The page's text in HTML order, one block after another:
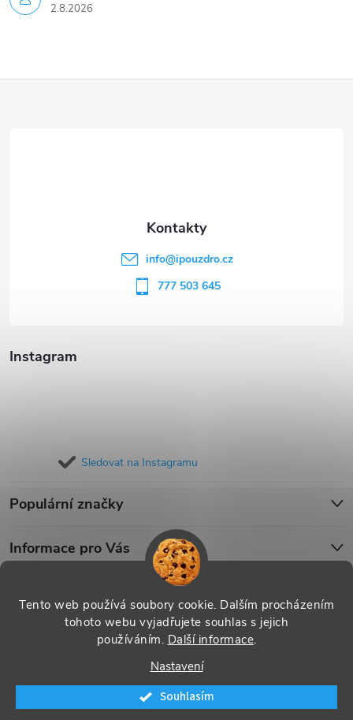
Tento web používá soubory cookie. Dalším procházením
tohoto webu vyjadřujete souhlas s jejich
používáním. Další informace.
Nastavení
Souhlasím
2.8.2026
Instagram
Sledovat na Instagramu
Populární značky
Informace pro Vás
info@ipouzdro.cz
777 503 645
Vytvořil Shoptet
Copyright 2026 . Všechna práva vyhrazena.
nastavení cookies